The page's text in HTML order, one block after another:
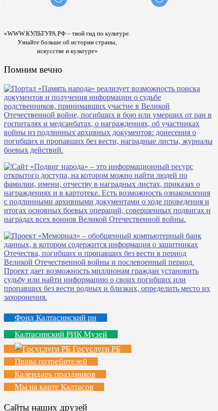
«WWW.КУЛЬТУРА.РФ – твой гид по культуре.
Узнайте больше об истории страны,
искусстве и культуре»
Помним вечно
Фонд Калтасинский рн
Калтасинский РИК Музей
Госуслуги РБ
Права потребителей
Календарь праздников
Мы на карте Калтасов
Сайты наших друзей